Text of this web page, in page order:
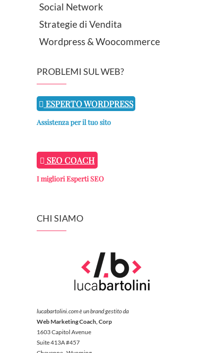
Social Network
Strategie di Vendita
Wordpress & Woocommerce
PROBLEMI SUL WEB?
ESPERTO WORDPRESS
Assistenza per il tuo sito
SEO COACH
I migliori Esperti SEO
CHI SIAMO
lucabartolini.com è un brand gestito da
Web Marketing Coach, Corp
1603 Capitol Avenue
Suite 413A #457